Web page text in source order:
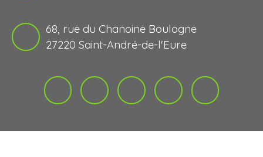
68, rue du Chanoine Boulogne
27220 Saint-André-de-l'Eure